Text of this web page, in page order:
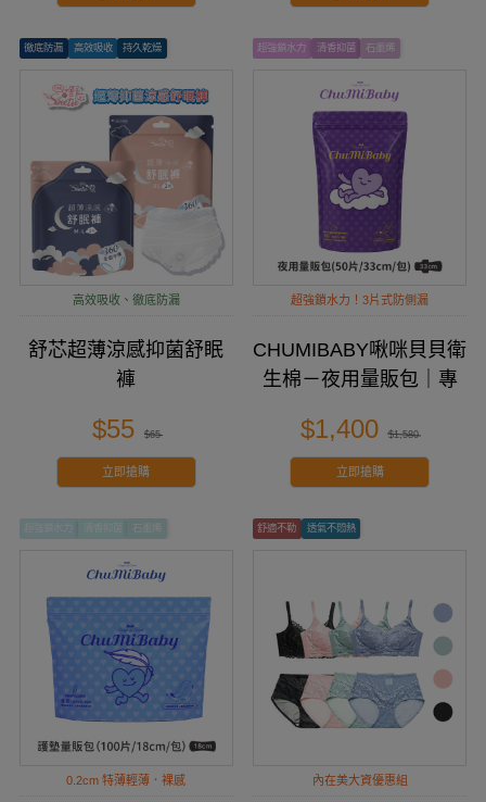
徹底防漏 高效吸收 持久乾燥
高效吸收、徹底防漏
舒芯超薄涼感抑菌舒眠
褲
$55 $65
立即搶購
超強鎖水力 清香抑菌 石墨烯
超強鎖水力！3片式防側漏
CHUMIBABY啾咪貝貝衛
生棉－夜用量販包｜專
$1,400 $1,580
立即搶購
超強鎖水力 清香抑菌 石墨烯
0.2cm 特薄輕薄．裸感
舒適不勒 透氣不悶熱
內在美大資優惠組